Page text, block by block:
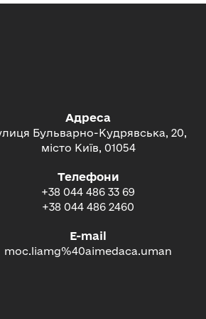
Адреса
Бульварно-Кудрявська, 20,
місто Київ, 01054
Телефони
+38 044 486 33 69
+38 044 486 2460
E-mail
moc.liamg%40aimedaca.uman